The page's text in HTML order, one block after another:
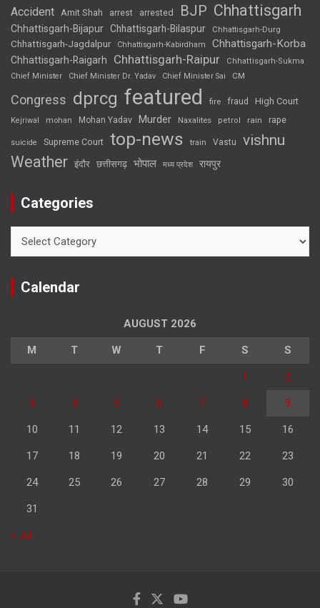
Accident Amit Shah arrest arrested BJP Chhattisgarh
Chhattisgarh-Bijapur Chhattisgarh-Bilaspur Chhattisgarh-Durg
Chhattisgarh-Jagdalpur Chhattisgarh-Kabirdham Chhattisgarh-Korba
Chhattisgarh-Raigarh Chhattisgarh-Raipur
Chhattisgarh-Sukma
Chief Minister
Chief Minister Dr. Yadav Chief Minister Sai CM
Congress dprcg featured fire fraud High Court
Kejriwal mohan Mohan Yadav Murder Naxalites petrol rain rape
suicide Supreme Court top-news train Vastu vishnu
Weather इंदौर छत्तीसगढ़ भोपाल मध्य प्रदेश रायपुर
Categories
Calendar
AUGUST 2026
M T W T F S S
1 2
3 4 5 6 7 8 9
10 11 12 13 14 15 16
17 18 19 20 21 22 23
24 25 26 27 28 29 30
31
« Jul